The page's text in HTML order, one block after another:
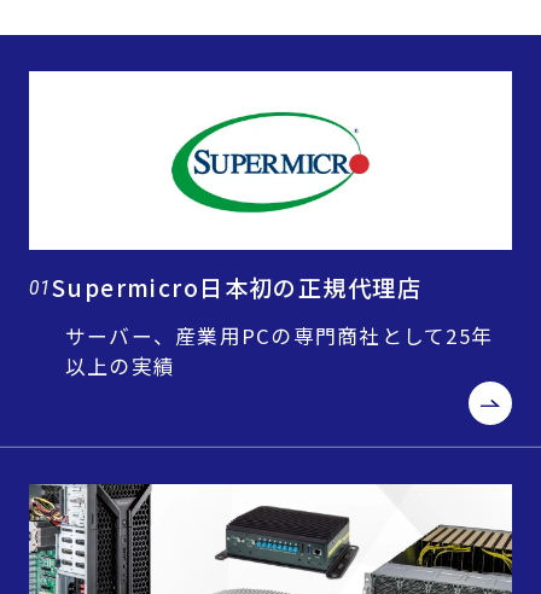
01Supermicro日本初の正規代理店
サーバー、産業用PCの専門商社として25年
以上の実績